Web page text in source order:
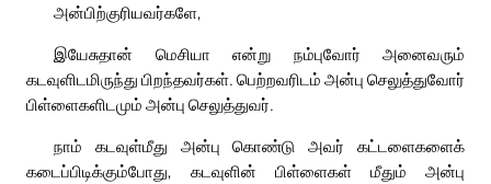
அன்பிற்குரியவர்களே,
இயேசுதான் மெசியா என்று நம்புவோர் அனைவரும்
கடவுளிடமிருந்து பிறந்தவர்கள். பெற்றவரிடம் அன்பு செலுத்துவோர்
பிள்ளைகளிடமும் அன்பு செலுத்துவர்.
நாம் கடவுள்மீது அன்பு கொண்டு அவர் கட்டளைகளைக்
கடைப்பிடிக்கும்போது, கடவுளின் பிள்ளைகள் மீதும் அன்பு